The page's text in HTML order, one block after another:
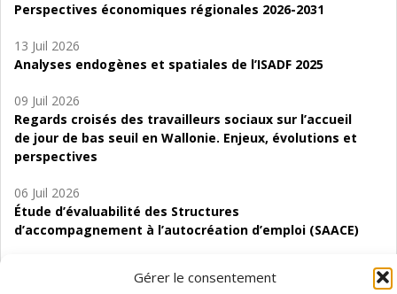
Gérer le consentement
Perspectives économiques régionales 2026-2031
13 Juil 2026
Analyses endogènes et spatiales de l’ISADF 2025
09 Juil 2026
Regards croisés des travailleurs sociaux sur l’accueil
de jour de bas seuil en Wallonie. Enjeux, évolutions et
perspectives
06 Juil 2026
Étude d’évaluabilité des Structures
d’accompagnement à l’autocréation d’emploi (SAACE)
Pénurie du personnel infirmier :quels indicateurs